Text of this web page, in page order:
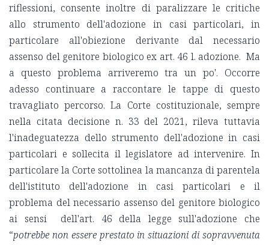
riflessioni, consente inoltre di paralizzare le critiche
allo strumento dell'adozione in casi particolari, in
particolare all'obiezione derivante dal necessario
assenso del genitore biologico ex art. 46 l. adozione. Ma
a questo problema arriveremo tra un po'. Occorre
adesso continuare a raccontare le tappe di questo
travagliato percorso. La Corte costituzionale, sempre
nella citata decisione n. 33 del 2021, rileva tuttavia
l'inadeguatezza dello strumento dell'adozione in casi
particolari e sollecita il legislatore ad intervenire. In
particolare la Corte sottolinea la mancanza di parentela
dell'istituto dell'adozione in casi particolari e il
problema del necessario assenso del genitore biologico
ai sensi dell'art. 46 della legge sull'adozione che
“potrebbe non essere prestato in situazioni di sopravvenuta